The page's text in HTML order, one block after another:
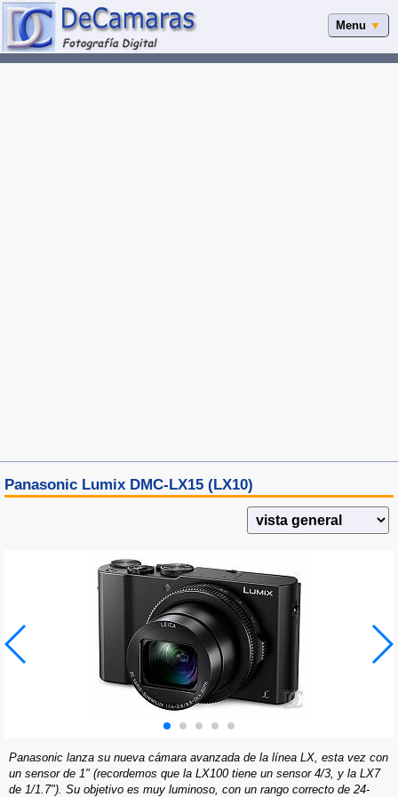
Menu ▼
Panasonic Lumix DMC-LX15 (LX10)
Panasonic lanza su nueva cámara avanzada de la línea LX, esta vez con
un sensor de 1" (recordemos que la LX100 tiene un sensor 4/3, y la LX7
de 1/1.7"). Su objetivo es muy luminoso, con un rango correcto de 24-